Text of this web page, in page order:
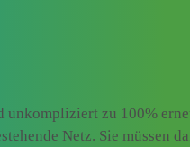
zu 100%
Netz. Sie müssen